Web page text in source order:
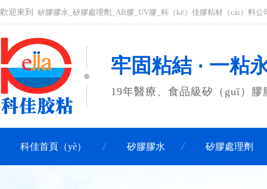
歡迎來到 矽膠膠水_矽膠處理劑_AB膠_UV膠_科（kē）佳膠粘材（cái）料公
牢固粘結 · 一粘
19年醫療、食品級矽（guī）膠
科佳首頁（yè） 矽膠膠水 矽膠處理劑